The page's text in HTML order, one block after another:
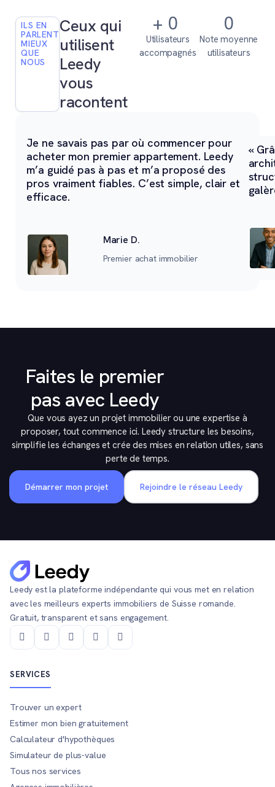
ILS EN
PARLENT
MIEUX
QUE
NOUS
Ceux qui
utilisent
Leedy
vous
racontent
+ 0
Utilisateurs
accompagnés
0
Note moyenne
utilisateurs
Je ne savais pas par où commencer pour
acheter mon premier appartement. Leedy
m’a guidé pas à pas et m’a proposé des
pros vraiment fiables. C’est simple, clair et
efficace.
Marie D.
Premier achat immobilier
«
Faites le premier
pas avec Leedy
Que vous ayez un projet immobilier ou une expertise à
proposer, tout commence ici. Leedy structure les besoins,
simplifie les échanges et crée des mises en relation utiles, sans
perte de temps.
Démarrer mon projet Rejoindre le réseau Leedy
Leedy est la plateforme indépendante qui vous met en relation
avec les meilleurs experts immobiliers de Suisse romande.
Gratuit, transparent et sans engagement.
SERVICES
Trouver un expert
Estimer mon bien gratuitement
Calculateur d'hypothèques
Simulateur de plus-value
Tous nos services